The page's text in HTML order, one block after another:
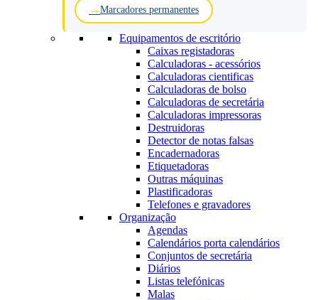
Marcadores permanentes
Equipamentos de escritório
Caixas registadoras
Calculadoras - acessórios
Calculadoras cientificas
Calculadoras de bolso
Calculadoras de secretária
Calculadoras impressoras
Destruidoras
Detector de notas falsas
Encadernadoras
Etiquetadoras
Outras máquinas
Plastificadoras
Telefones e gravadores
Organização
Agendas
Calendários porta calendários
Conjuntos de secretária
Diários
Listas telefónicas
Malas